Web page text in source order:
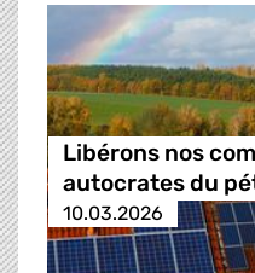
Libérons nos
autocrates du
10.03.2026